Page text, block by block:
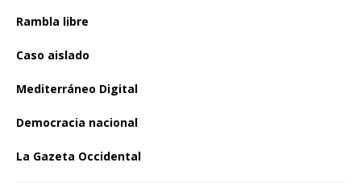
Rambla libre
Caso aislado
Mediterráneo Digital
Democracia nacional
La Gazeta Occidental